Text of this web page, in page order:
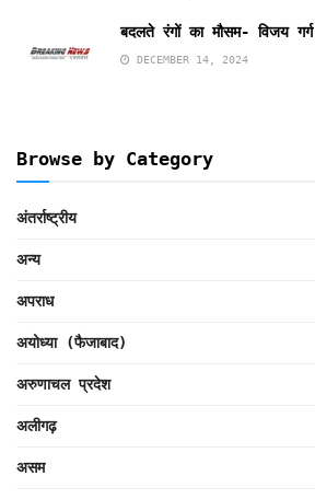
बदलते रंगों का मौसम- विजय गर्ग
DECEMBER 14, 2024
Browse by Category
अंतर्राष्ट्रीय
अन्य
अपराध
अयोध्या (फैजाबाद)
अरुणाचल प्रदेश
अलीगढ़
असम